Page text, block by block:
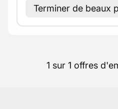
Terminer de beaux
1 sur 1 offres